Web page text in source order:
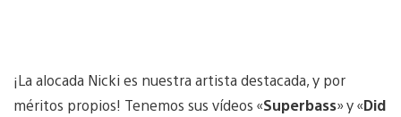
¡La alocada Nicki es nuestra artista destacada, y por
méritos propios! Tenemos sus vídeos «Superbass» y «Did